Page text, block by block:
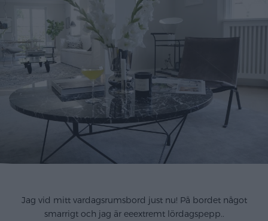
Jag vid mitt vardagsrumsbord just nu! På bordet något
smarrigt och jag är eeextremt lördagspepp..